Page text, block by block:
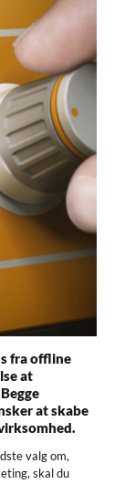
fra offline
at
at skabe
valg om,
skal du